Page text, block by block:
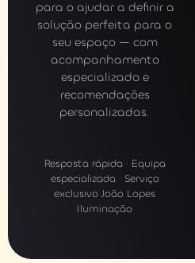
para o ajudar a definir a
solução perfeita para o
seu espaço — com
acompanhamento
especializado e
recomendações
personalizadas.
Resposta rápida · Equipa
especializada · Serviço
exclusivo João Lopes
Iluminação